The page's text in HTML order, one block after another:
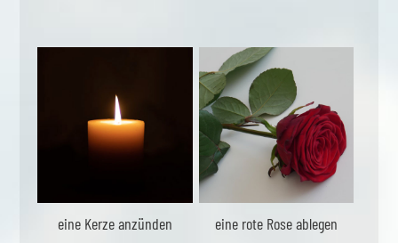
eine Kerze anzünden eine rote Rose ablegen